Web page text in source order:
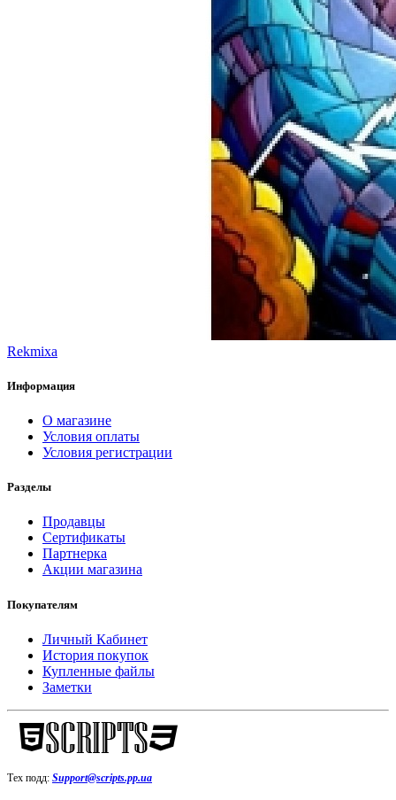
Rekmixa
Информация
О магазине
Условия оплаты
Условия регистрации
Разделы
Продавцы
Сертификаты
Партнерка
Акции магазина
Покупателям
Личный Кабинет
История покупок
Купленные файлы
Заметки
Тех подд: Support@scripts.pp.ua